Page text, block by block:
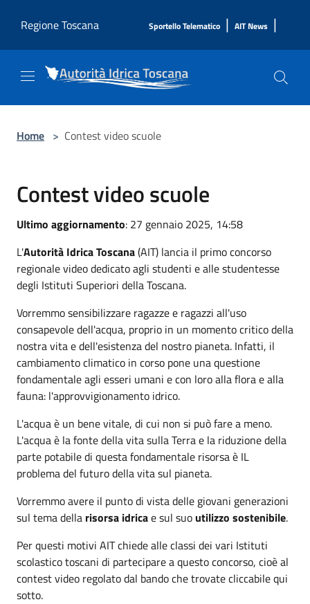
Regione Toscana
Sportello Telematico | AIT News |
Home > Contest video scuole
Contest video scuole
Ultimo aggiornamento: 27 gennaio 2025, 14:58
L'Autorità Idrica Toscana(AIT) lancia il primo concorso
regionale video dedicato agli studenti e alle studentesse
degli Istituti Superiori della Toscana.
Vorremmo sensibilizzare ragazze e ragazzi all'uso
consapevole dell'acqua, proprio in un momento critico della
nostra vita e dell'esistenza del nostro pianeta. Infatti, il
cambiamento climatico in corso pone una questione
fondamentale agli esseri umani e con loro alla flora e alla
fauna: l'approvvigionamento idrico.
L'acqua è un bene vitale, di cui non si può fare a meno.
L'acqua è la fonte della vita sulla Terra e la riduzione della
parte potabile di questa fondamentale risorsa è IL
problema del futuro della vita sul pianeta.
Vorremmo avere il punto di vista delle giovani generazioni
sul tema della risorsa idricae sul suo utilizzo sostenibile.
Per questi motivi AIT chiede alle classi dei vari Istituti
scolastico toscani di partecipare a questo concorso, cioè al
contest video regolato dal bando che trovate cliccabile qui
sotto.